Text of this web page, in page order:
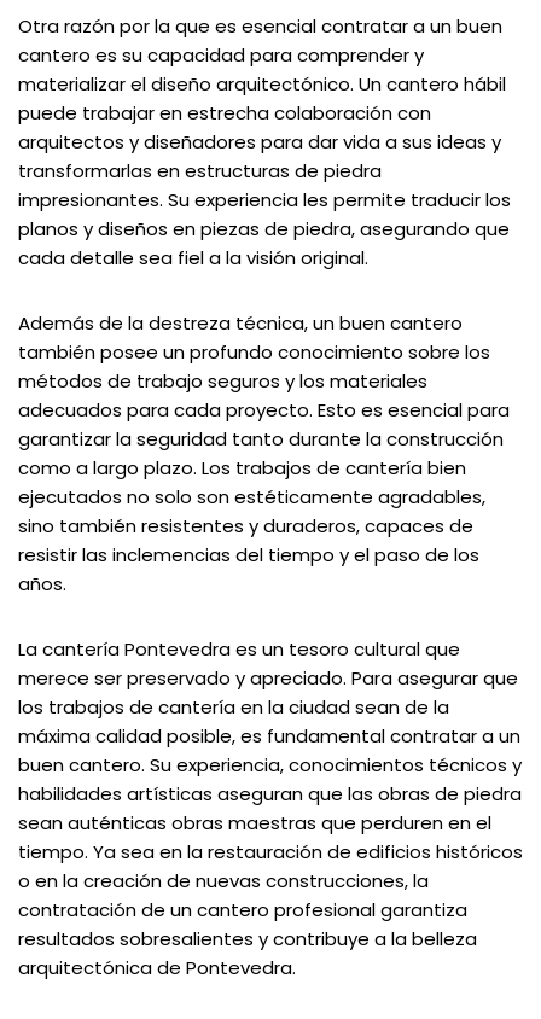
Otra razón por la que es esencial contratar a un buen
cantero es su capacidad para comprender y
materializar el diseño arquitectónico. Un cantero hábil
puede trabajar en estrecha colaboración con
arquitectos y diseñadores para dar vida a sus ideas y
transformarlas en estructuras de piedra
impresionantes. Su experiencia les permite traducir los
planos y diseños en piezas de piedra, asegurando que
cada detalle sea fiel a la visión original.
Además de la destreza técnica, un buen cantero
también posee un profundo conocimiento sobre los
métodos de trabajo seguros y los materiales
adecuados para cada proyecto. Esto es esencial para
garantizar la seguridad tanto durante la construcción
como a largo plazo. Los trabajos de cantería bien
ejecutados no solo son estéticamente agradables,
sino también resistentes y duraderos, capaces de
resistir las inclemencias del tiempo y el paso de los
años.
La cantería Pontevedra es un tesoro cultural que
merece ser preservado y apreciado. Para asegurar que
los trabajos de cantería en la ciudad sean de la
máxima calidad posible, es fundamental contratar a un
buen cantero. Su experiencia, conocimientos técnicos y
habilidades artísticas aseguran que las obras de piedra
sean auténticas obras maestras que perduren en el
tiempo. Ya sea en la restauración de edificios históricos
o en la creación de nuevas construcciones, la
contratación de un cantero profesional garantiza
resultados sobresalientes y contribuye a la belleza
arquitectónica de Pontevedra.